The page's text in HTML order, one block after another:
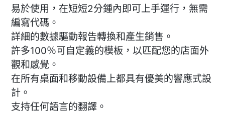
易於使用，在短短2分鍾內即可上手運行，無需
編寫代碼。
詳細的數據驅動報告轉換和產生銷售。
許多100％可自定義的模板，以匹配您的店面外
觀和感覺。
在所有桌面和移動設備上都具有優美的響應式設
計。
支持任何語言的翻譯。